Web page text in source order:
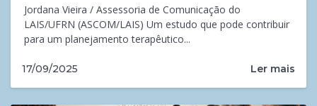
Jordana Vieira / Assessoria de Comunicação do
LAIS/UFRN (ASCOM/LAIS) Um estudo que pode contribuir
para um planejamento terapêutico...
17/09/2025 Ler mais